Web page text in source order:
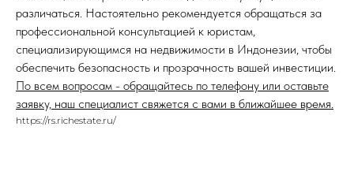
различаться. Настоятельно рекомендуется обращаться за
профессиональной консультацией к юристам,
специализирующимся на недвижимости в Индонезии, чтобы
обеспечить безопасность и прозрачность вашей инвестиции.
По всем вопросам - обращайтесь по телефону или оставьте
заявку, наш специалист свяжется с вами в ближайшее время.
https://rs.richestate.ru/